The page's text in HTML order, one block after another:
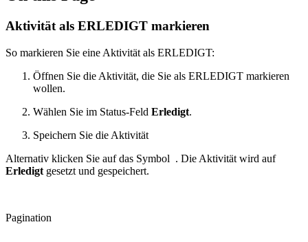
Aktivität als ERLEDIGT markieren
So markieren Sie eine Aktivität als ERLEDIGT:
Öffnen Sie die Aktivität, die Sie als ERLEDIGT markieren
wollen.
Wählen Sie im Status-Feld Erledigt.
Speichern Sie die Aktivität
Alternativ klicken Sie auf das Symbol . Die Aktivität wird auf
Erledigt gesetzt und gespeichert.
Pagination